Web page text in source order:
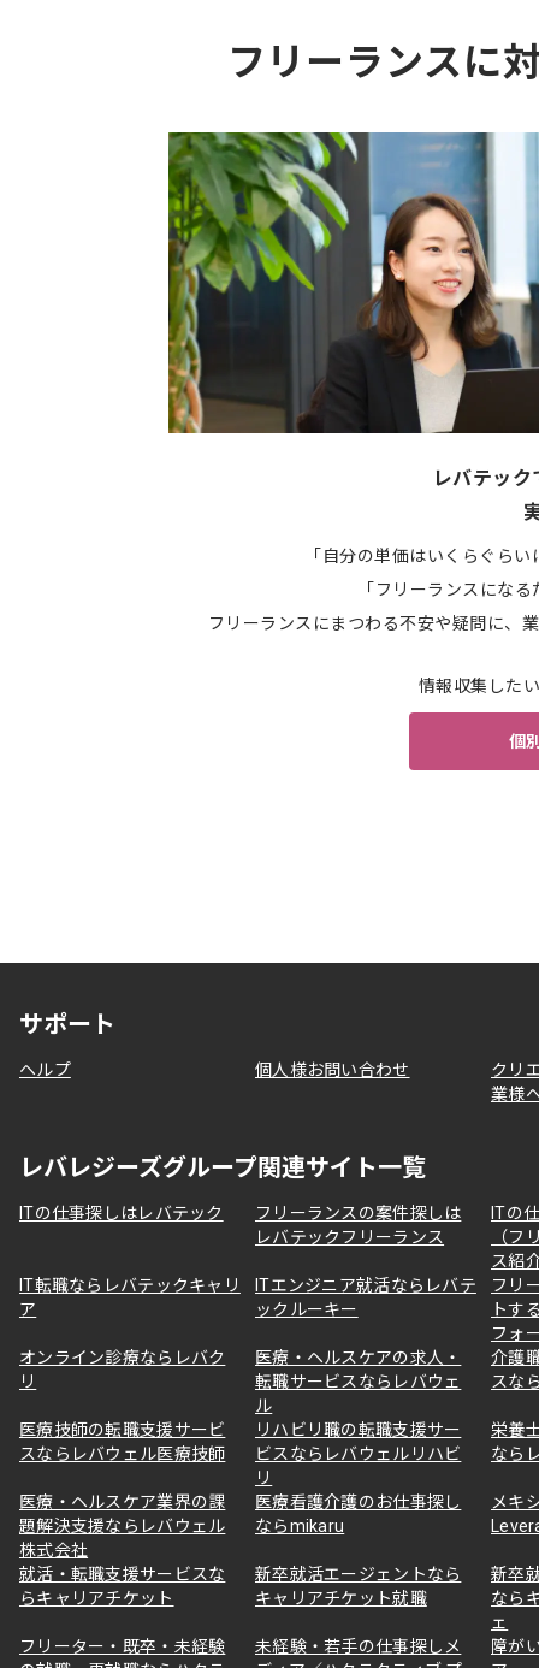
フリーランスに
レバテッ
「自分の単価はいくらぐら
「フリーランスにな
フリーランスにまつわる不安や疑問に、
情報収集した
個
サポート
ヘルプ 個人様お問い合わせ
クリ
業様
レバレジーズグループ関連サイト一覧
ITの仕事探しはレバテック
フリーランスの案件探しは
レバテックフリーランス
ITの
（フ
ス紹
IT転職ならレバテックキャリ
ア
ITエンジニア就活ならレバテ
ックルーキー
フリ
トす
フォ
オンライン診療ならレバク
リ
医療・ヘルスケアの求人・
転職サービスならレバウェ
ル
介護
スな
医療技師の転職支援サービ
スならレバウェル医療技師
リハビリ職の転職支援サー
ビスならレバウェルリハビ
リ
栄養
なら
医療・ヘルスケア業界の課
題解決支援ならレバウェル
株式会社
医療看護介護のお仕事探し
ならmikaru
メキ
就活・転職支援サービスな
らキャリアチケット
新卒就活エージェントなら
キャリアチケット就職
新卒
なら
ェ
フリーター・既卒・未経験
未経験・若手の仕事探しメ
障が